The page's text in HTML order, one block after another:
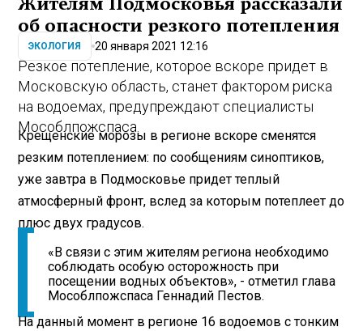
Жителям Подмосковья рассказали
об опасности резкого потепления
ЭКОЛОГИЯ 20 января 2021 12:16
Резкое потепление, которое вскоре придет в
Московскую область, станет фактором риска
на водоемах, предупреждают специалисты
Мособлпожспаса.
Крещенские морозы в регионе вскоре сменятся
резким потеплением: по сообщениям синоптиков,
уже завтра в Подмосковье придет теплый
атмосферный фронт, вслед за которым потеплеет до
плюс двух градусов.
«В связи с этим жителям региона необходимо
соблюдать особую осторожность при
посещении водных объектов», - отметил глава
Мособлпожспаса Геннадий Пестов.
На данный момент в регионе 16 водоемов с тонким